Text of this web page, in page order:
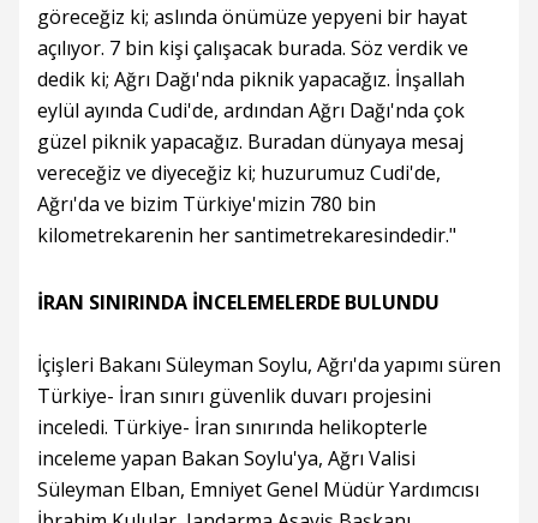
göreceğiz ki; aslında önümüze yepyeni bir hayat
açılıyor. 7 bin kişi çalışacak burada. Söz verdik ve
dedik ki; Ağrı Dağı'nda piknik yapacağız. İnşallah
eylül ayında Cudi'de, ardından Ağrı Dağı'nda çok
güzel piknik yapacağız. Buradan dünyaya mesaj
vereceğiz ve diyeceğiz ki; huzurumuz Cudi'de,
Ağrı'da ve bizim Türkiye'mizin 780 bin
kilometrekarenin her santimetrekaresindedir."
İRAN SINIRINDA İNCELEMELERDE BULUNDU
İçişleri Bakanı Süleyman Soylu, Ağrı'da yapımı süren
Türkiye- İran sınırı güvenlik duvarı projesini
inceledi. Türkiye- İran sınırında helikopterle
inceleme yapan Bakan Soylu'ya, Ağrı Valisi
Süleyman Elban, Emniyet Genel Müdür Yardımcısı